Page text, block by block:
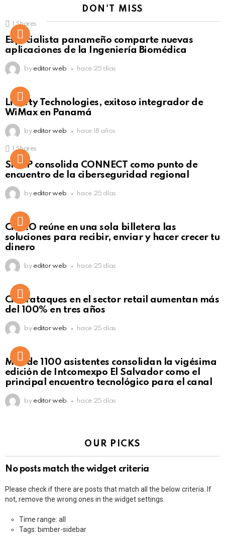
DON'T MISS
Click to view this post
Shares
Especialista panameño comparte nuevas
aplicaciones de la Ingeniería Biomédica
by editor web hace 25 días
Liberty Technologies, exitoso integrador de
WiMax en Panamá
by editor web hace 18 años
Click to view this post
Shares
SISAP consolida CONNECT como punto de
encuentro de la ciberseguridad regional
by editor web hace 25 días
Not Safe For Work
Click to view this post
CiNKO reúne en una sola billetera las
soluciones para recibir, enviar y hacer crecer tu
dinero
by editor web hace 25 días
Ciberataques en el sector retail aumentan más
del 100% en tres años
by editor web hace 25 días
Más de 1100 asistentes consolidan la vigésima
edición de Intcomexpo El Salvador como el
principal encuentro tecnológico para el canal
by editor web hace 25 días
OUR PICKS
No posts match the widget criteria
Please check if there are posts that match all the below criteria. If
not, remove the wrong ones in the widget settings.
Time range: all
Tags: bimber-sidebar